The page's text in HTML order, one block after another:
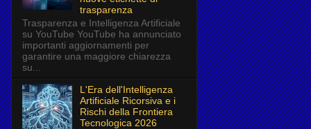
trasparenza
Trasparenza e Intelligenza Artificiale
su YouTube YouTube ha annunciato
importanti aggiornamenti per
garantire una maggiore chiarezza
su...
L'Era dell'Intelligenza
Artificiale Ricorsiva e i
Rischi della Frontiera
Tecnologica 2026